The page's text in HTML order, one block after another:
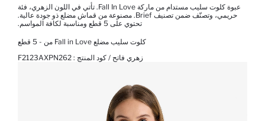
عبوة كلوت سليب مستدام من ماركة Fall In Love. تأتي في اللون الزهري، فئة
حريمي، وتصنّف ضمن تصنيف Brief. مصنوعة من قماش مضلع ذو جودة عالية.
تحتوي على 5 قطع ومناسبة لكافة المواسم.
كلوت سليب مضلع Fall in Love من - 5 قطع
زهري فاتح / كود المنتج : F2123AXPN262